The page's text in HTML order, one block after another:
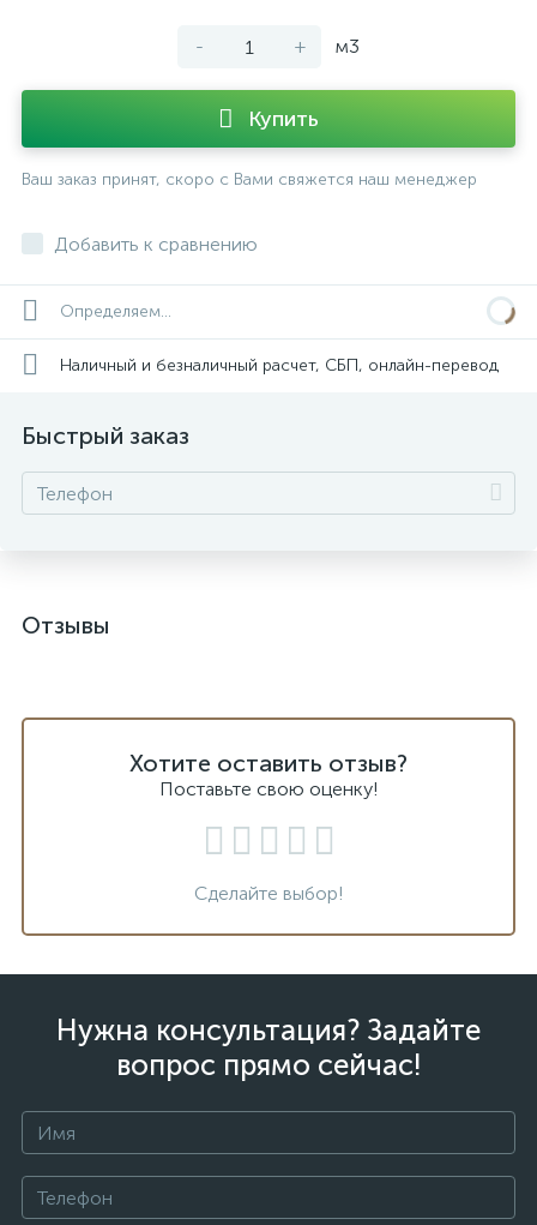
- + м3
Купить
Ваш заказ принят, скоро с Вами свяжется наш менеджер
Добавить к сравнению
Определяем...
Наличный и безналичный расчет, СБП, онлайн-перевод
Быстрый заказ
Отзывы
Хотите оставить отзыв?
Поставьте свою оценку!
Сделайте выбор!
Нужна консультация? Задайте
вопрос прямо сейчас!